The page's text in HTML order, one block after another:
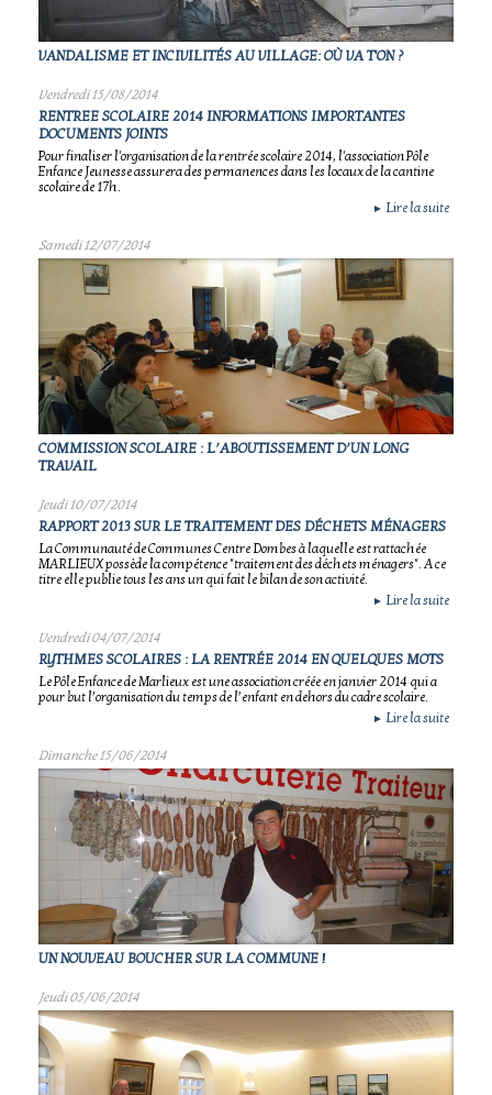
VANDALISME ET INCIVILITÉS AU VILLAGE: OÙ VA T'ON ?
Vendredi 15/08/2014
RENTREE SCOLAIRE 2014 INFORMATIONS IMPORTANTES
DOCUMENTS JOINTS
Pour finaliser l'organisation de la rentrée scolaire 2014, l'association Pôle
Enfance Jeunesse assurera des permanences dans les locaux de la cantine
scolaire de 17h.
► Lire la suite
Samedi 12/07/2014
COMMISSION SCOLAIRE : L’ABOUTISSEMENT D’UN LONG
TRAVAIL
Jeudi 10/07/2014
RAPPORT 2013 SUR LE TRAITEMENT DES DÉCHETS MÉNAGERS
La Communauté de Communes Centre Dombes à laquelle est rattachée
MARLIEUX possède la compétence "traitement des déchets ménagers". A ce
titre elle publie tous les ans un qui fait le bilan de son activité.
► Lire la suite
Vendredi 04/07/2014
RYTHMES SCOLAIRES : LA RENTRÉE 2014 EN QUELQUES MOTS
Le Pôle Enfance de Marlieux est une association créée en janvier 2014 qui a
pour but l’organisation du temps de l’enfant en dehors du cadre scolaire.
► Lire la suite
Dimanche 15/06/2014
UN NOUVEAU BOUCHER SUR LA COMMUNE !
Jeudi 05/06/2014